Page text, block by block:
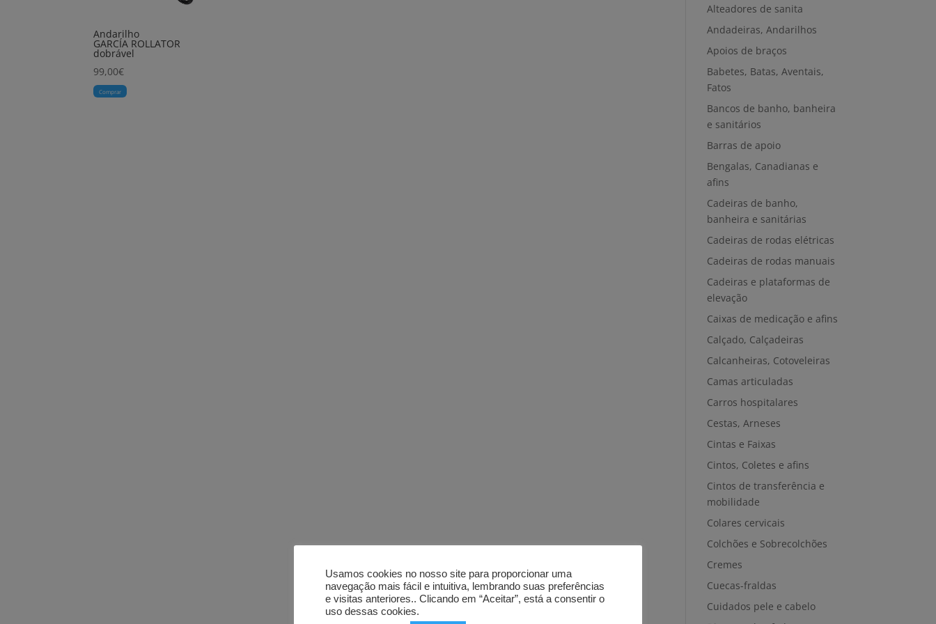
Andarilho
GARCÍA ROLLATOR
dobrável
99,00€
Comprar
Alteadores de sanita
Andadeiras, Andarilhos
Apoios de braços
Babetes, Batas, Aventais,
Fatos
Bancos de banho, banheira
e sanitários
Barras de apoio
Bengalas, Canadianas e
afins
Cadeiras de banho,
banheira e sanitárias
Cadeiras de rodas elétricas
Cadeiras de rodas manuais
Cadeiras e plataformas de
elevação
Caixas de medicação e afins
Calçado, Calçadeiras
Calcanheiras, Cotoveleiras
Camas articuladas
Carros hospitalares
Cestas, Arneses
Cintas e Faixas
Cintos, Coletes e afins
Cintos de transferência e
mobilidade
Colares cervicais
Colchões e Sobrecolchões
Cremes
Cuecas-fraldas
Cuidados pele e cabelo
Usamos cookies no nosso site para proporcionar uma
navegação mais fácil e intuitiva, lembrando suas preferências
e visitas anteriores.. Clicando em “Aceitar”, está a consentir o
uso dessas cookies.